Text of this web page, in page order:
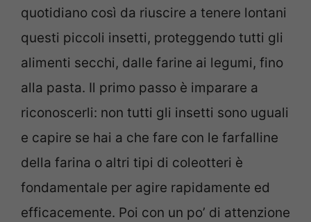
quotidiano così da riuscire a tenere lontani
questi piccoli insetti, proteggendo tutti gli
alimenti secchi, dalle farine ai legumi, fino
alla pasta. Il primo passo è imparare a
riconoscerli: non tutti gli insetti sono uguali
e capire se hai a che fare con le farfalline
della farina o altri tipi di coleotteri è
fondamentale per agire rapidamente ed
efficacemente. Poi con un po’ di attenzione